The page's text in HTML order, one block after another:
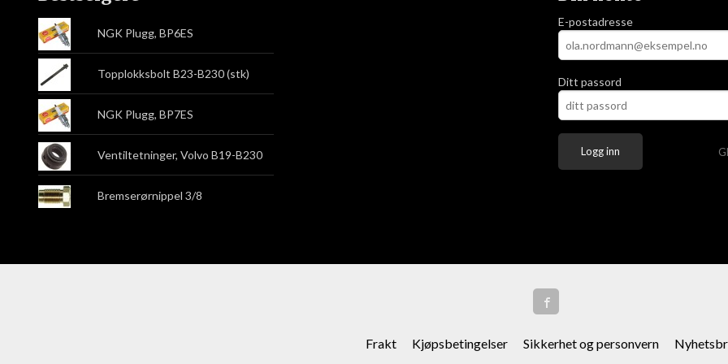
NGK Plugg, BP6ES
Topplokksbolt B23-B230 (stk)
NGK Plugg, BP7ES
Ventiltetninger, Volvo B19-B230
Bremserørnippel 3/8
E-postadresse
Ditt passord
Frakt Kjøpsbetingelser Sikkerhet og personvern